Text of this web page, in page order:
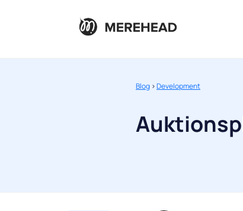
Blog >Development